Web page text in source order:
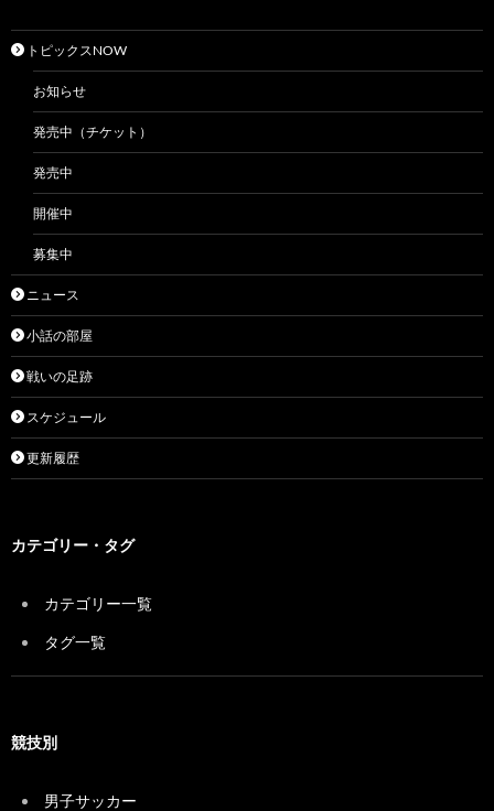
トピックスNOW
お知らせ
発売中（チケット）
発売中
開催中
募集中
ニュース
小話の部屋
戦いの足跡
スケジュール
更新履歴
カテゴリー・タグ
カテゴリー一覧
タグ一覧
競技別
男子サッカー